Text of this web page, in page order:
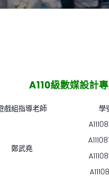
A110級數媒設計
戲組指導老師 學
鄭武堯